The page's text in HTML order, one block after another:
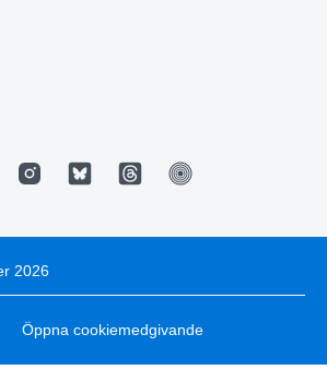
2026
Öppna cookiemedgivande